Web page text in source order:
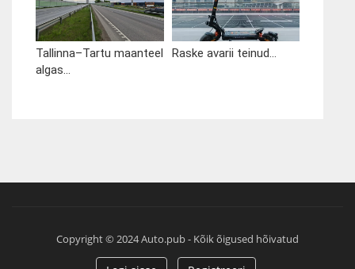
Tallinna–Tartu maanteel
algas...
Raske avarii teinud...
Copyright © 2024 Auto.pub - Kõik õigused hõivatud